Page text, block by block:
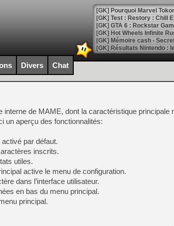
[GK] Pourquoi Marvel
[GK] Test : Restory : Chill
[GK] GTA 6 : Rockstar
[GK] Hot Wheels Infinite
[GK] Mémoire cash -
[GK] Résultats Nintendo :
[GK] Déjà des
[Mo5] Brickboy cherche à
[GK] Minecraft et ses «
[GK] Beast of
[GK] Ubisoft : fin de partie
[GK] Mémoire cash -
[GK] Dan Houser (GTA)
[GK] Comment EA Sports
[GK] Crimson Moon : un
[GK] Isle of Reveries : le
[GK] Moonlighter 2 : The
[GK] Capcom relance
[Mo5] Deux inédits du
[GK] Le beat'em up The
[GK] Endless Legend 2 :
Divers Chat
interne de MAME, dont la caractéristique principale
un aperçu des fonctionnalités:
par défaut.
inscrits.
utiles.
active le menu de configuration.
dans l’interface utilisateur.
en bas du menu principal.
principal.